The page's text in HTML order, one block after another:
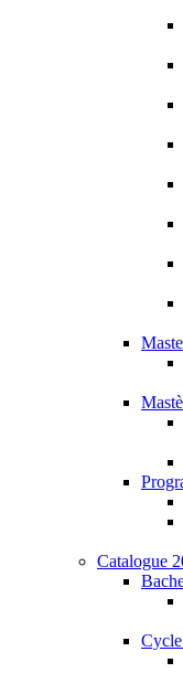
Catalogue